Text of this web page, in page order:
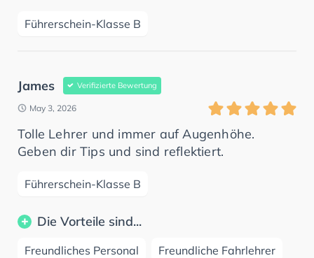
Führerschein-Klasse B
James Verifizierte Bewertung
May 3, 2026
Tolle Lehrer und immer auf Augenhöhe.
Geben dir Tips und sind reflektiert.
Führerschein-Klasse B
Die Vorteile sind...
Freundliches Personal Freundliche Fahrlehrer